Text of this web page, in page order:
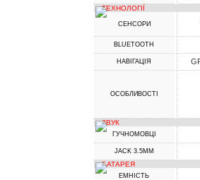
ТЕХНОЛОГІЇ
СЕНСОРИ
BLUETOOTH
НАВІГАЦІЯ
ОСОБЛИВОСТІ
ЗВУК
ГУЧНОМОВЦІ
JACK 3.5MM
БАТАРЕЯ
ЕМНІСТЬ